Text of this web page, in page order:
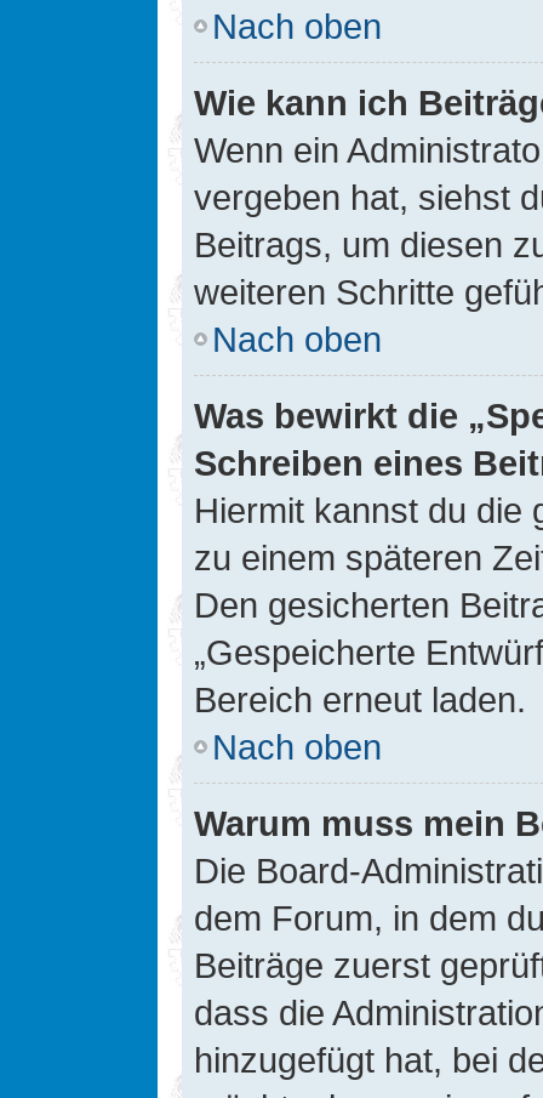
Nach oben
Wie kann ich
Wenn ein
vergeben hat, siehst
Beitrags, um diesen
weiteren Schritte
Nach oben
Was bewirkt die
Schreiben eines
Hiermit kannst du die
zu einem späteren
Den gesicherten
„Gespeicherte
Bereich erneut laden.
Nach oben
Warum muss mein
Die Board-
dem Forum, in dem
Beiträge zuerst
dass die
hinzugefügt hat, bei